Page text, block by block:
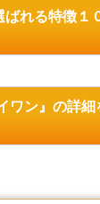
ばれる特徴１
ワン』の詳